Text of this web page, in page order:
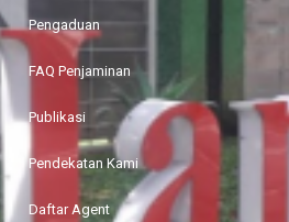
Pengaduan
FAQ Penjaminan
Publikasi
Pendekatan Kami
Daftar Agent